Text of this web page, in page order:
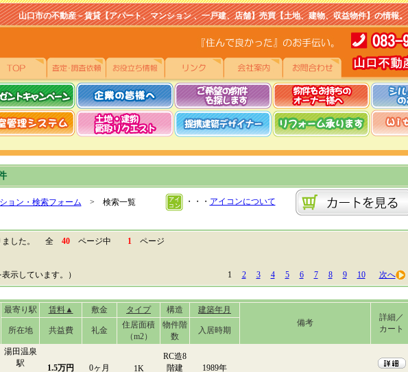
の不動産－賃貸【アパート、マンション 、一戸建、店舗】売買【土地、建物、収益物件】の情報。
ョン・検索フォーム > 検索一覧 ・・・ アイコンについて
した。 全 40ページ中 1ページ
しています。） 1 2 3 4 5 6 7 8 9 10 次へ
最寄り駅 賃料▲ 敷金 タイプ 構造
建築年月
備考
詳細／
カート
所在地 共益費 礼金
住居面積
（m2）
物件階
数
入居時期
湯田温泉
駅
1.5万円
0ヶ月
1K
RC造8
階建
1989年